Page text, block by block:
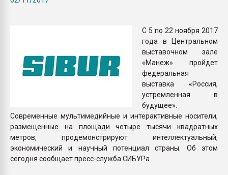
ПЕРЕЙТИ НА
С 5 по 22 ноября 2017
года в Центральном
выставочном зале
«Манеж» пройдет
федеральная
выставка «Россия,
устремленная в
будущее».
Современные мультимедийные и интерактивные носители,
размещенные на площади четыре тысячи квадратных
метров, продемонстрируют интеллектуальный,
экономический и научный потенциал страны. Об этом
сегодня сообщает пресс-служба СИБУРа.